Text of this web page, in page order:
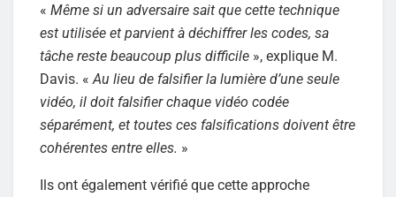
« Même si un adversaire sait que cette technique
est utilisée et parvient à déchiffrer les codes, sa
tâche reste beaucoup plus difficile », explique M.
Davis. « Au lieu de falsifier la lumière d’une seule
vidéo, il doit falsifier chaque vidéo codée
séparément, et toutes ces falsifications doivent être
cohérentes entre elles. »
Ils ont également vérifié que cette approche